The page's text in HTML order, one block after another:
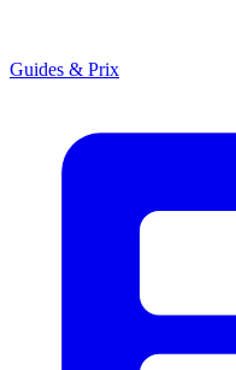
Guides & Prix